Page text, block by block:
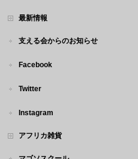
最新情報
支える会からのお知らせ
Facebook
Twitter
Instagram
アフリカ雑貨